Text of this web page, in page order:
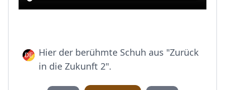
Hier der berühmte Schuh aus "Zurück
in die Zukunft 2".